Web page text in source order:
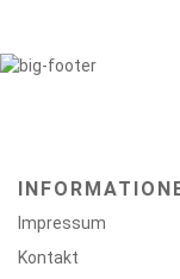
Impressum
Kontakt